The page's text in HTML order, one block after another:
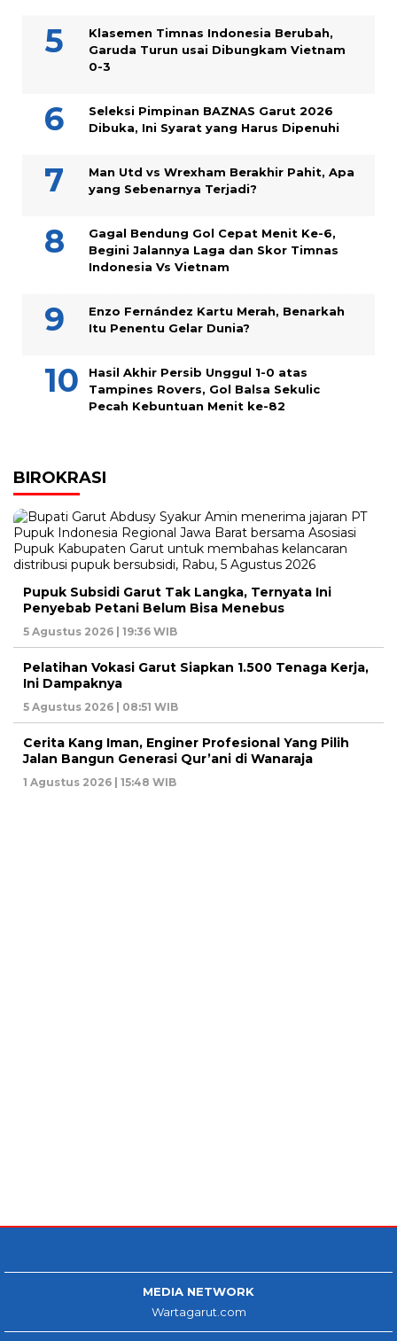
Klasemen Timnas Indonesia Berubah,
Garuda Turun usai Dibungkam Vietnam
0-3
Seleksi Pimpinan BAZNAS Garut 2026
Dibuka, Ini Syarat yang Harus Dipenuhi
Man Utd vs Wrexham Berakhir Pahit, Apa
yang Sebenarnya Terjadi?
Gagal Bendung Gol Cepat Menit Ke-6,
Begini Jalannya Laga dan Skor Timnas
Indonesia Vs Vietnam
Enzo Fernández Kartu Merah, Benarkah
Itu Penentu Gelar Dunia?
Hasil Akhir Persib Unggul 1-0 atas
Tampines Rovers, Gol Balsa Sekulic
Pecah Kebuntuan Menit ke-82
BIROKRASI
Pupuk Subsidi Garut Tak Langka, Ternyata Ini
Penyebab Petani Belum Bisa Menebus
5 Agustus 2026 | 19:36 WIB
Pelatihan Vokasi Garut Siapkan 1.500 Tenaga Kerja,
Ini Dampaknya
5 Agustus 2026 | 08:51 WIB
Cerita Kang Iman, Enginer Profesional Yang Pilih
Jalan Bangun Generasi Qur’ani di Wanaraja
1 Agustus 2026 | 15:48 WIB
MEDIA NETWORK
Wartagarut.com